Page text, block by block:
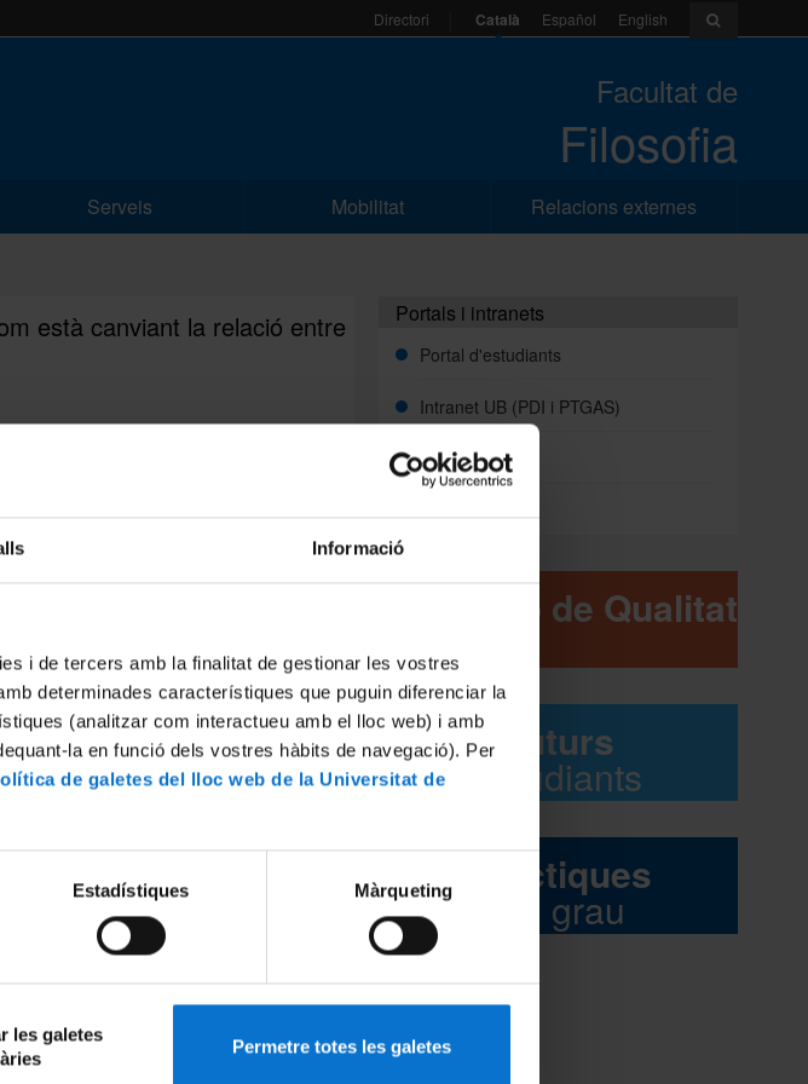
Informació
i de tercers amb la finalitat de gestionar les vostres
determinades característiques que puguin diferenciar la
(analitzar com interactueu amb el lloc web) i amb
la en funció dels vostres hàbits de navegació). Per
de galetes del lloc web de la Universitat de
Estadístiques Màrqueting
les galetes
Permetre totes les galetes
Directori Català Español English
Facultat de
Filosofia
Serveis Mobilitat Relacions externes
està canviant la relació entre
de Vic acollirà una nova activitat
Fòrum Vives, organitzada per la Xarxa
trobada serà presencial i pretén
vincles, expectatives i reptes que
i el seu alumnat.
a través aquestformulari.
enllaç.
Portals i intranets
Portal d'estudiants
Intranet UB (PDI i PTGAS)
Campus Virtual
Alumni UB
Comissió de Qualitat
Futurs
estudiants
Pràctiques
del grau